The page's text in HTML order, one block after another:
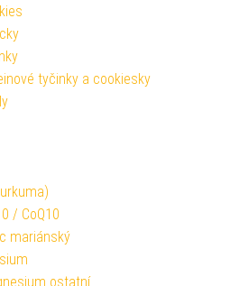
tyčinky a cookiesky
/ CoQ10
mariánský
ostatní